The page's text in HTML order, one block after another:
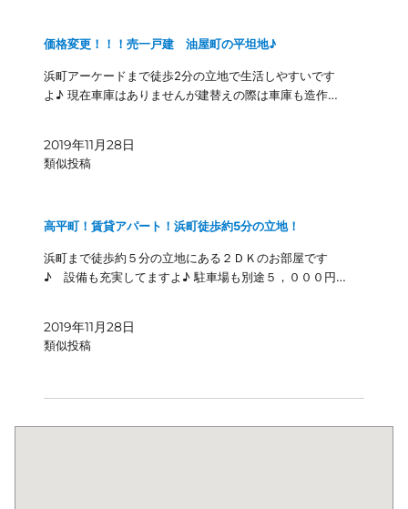
価格変更！！！売一戸建 油屋町の平坦地♪
浜町アーケードまで徒歩2分の立地で生活しやすいです
よ♪ 現在車庫はありませんが建替えの際は車庫も造作…
2019年11月28日
類似投稿
高平町！賃貸アパート！浜町徒歩約5分の立地！
浜町まで徒歩約５分の立地にある２ＤＫのお部屋です
♪ 設備も充実してますよ♪ 駐車場も別途５，０００円…
2019年11月28日
類似投稿